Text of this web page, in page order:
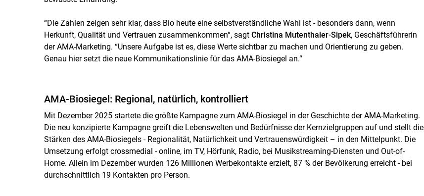
“Die Zahlen zeigen sehr klar, dass Bio heute eine selbstverständliche Wahl ist - besonders dann, wenn
Herkunft, Qualität und Vertrauen zusammenkommen“, sagt Christina Mutenthaler-Sipek, Geschäftsführerin
der AMA-Marketing. “Unsere Aufgabe ist es, diese Werte sichtbar zu machen und Orientierung zu geben.
Genau hier setzt die neue Kommunikationslinie für das AMA-Biosiegel an.“
AMA-Biosiegel: Regional, natürlich, kontrolliert
Mit Dezember 2025 startete die größte Kampagne zum AMA-Biosiegel in der Geschichte der AMA-Marketing.
Die neu konzipierte Kampagne greift die Lebenswelten und Bedürfnisse der Kernzielgruppen auf und stellt die
Stärken des AMA-Biosiegels - Regionalität, Natürlichkeit und Vertrauenswürdigkeit – in den Mittelpunkt. Die
Umsetzung erfolgt crossmedial - online, im TV, Hörfunk, Radio, bei Musikstreaming-Diensten und Out-of-
Home. Allein im Dezember wurden 126 Millionen Werbekontakte erzielt, 87 % der Bevölkerung erreicht - bei
durchschnittlich 19 Kontakten pro Person.